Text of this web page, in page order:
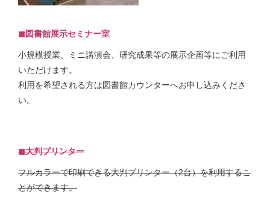
◼︎図書館展示セミナー室
小規模授業、ミニ講演会、研究成果等の展示企画等にご利用
いただけます。
利用を希望される方は図書館カウンターへお申し込みくださ
い。
◼︎大判プリンター
フルカラーで印刷できる大判プリンター（2台）を利用するこ
とができます。